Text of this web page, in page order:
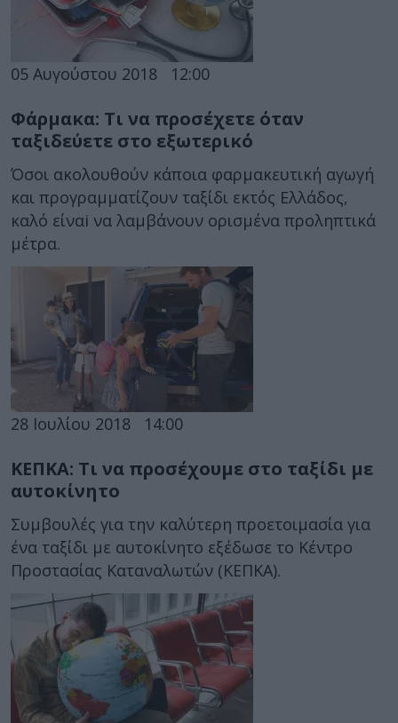
05 Αυγούστου 2018 12:00
Φάρμακα: Τι να προσέχετε όταν
ταξιδεύετε στο εξωτερικό
Όσοι ακολουθούν κάποια φαρμακευτική αγωγή
και προγραμματίζουν ταξίδι εκτός Ελλάδος,
καλό είναi να λαμβάνουν ορισμένα προληπτικά
μέτρα.
28 Ιουλίου 2018 14:00
ΚΕΠΚΑ: Τι να προσέχουμε στο ταξίδι με
αυτοκίνητο
Συμβουλές για την καλύτερη προετοιμασία για
ένα ταξίδι με αυτοκίνητο εξέδωσε το Κέντρο
Προστασίας Καταναλωτών (ΚΕΠΚΑ).